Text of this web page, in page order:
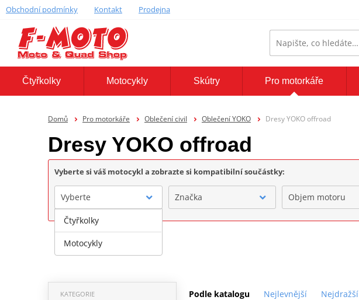
Obchodní podmínky Kontakt Prodejna
Čtyřkolky Motocykly Skútry Pro motorkáře
Domů Pro motorkáře Oblečení civil Oblečení YOKO Dresy YOKO offroad
Dresy YOKO offroad
Vyberte si váš motocykl a zobrazte si kompatibilní součástky:
Vyberte Značka Objem motoru
Podle katalogu Nejlevnější Nejdražší
KATEGORIE
Čtyřkolky
Motocykly